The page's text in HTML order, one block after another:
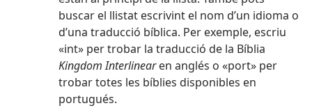
buscar el llistat escrivint el nom d’un idioma o
d’una traducció bíblica. Per exemple, escriu
«int» per trobar la traducció de la Bíblia
Kingdom Interlinearen anglés o «port» per
trobar totes les bíblies disponibles en
portugués.